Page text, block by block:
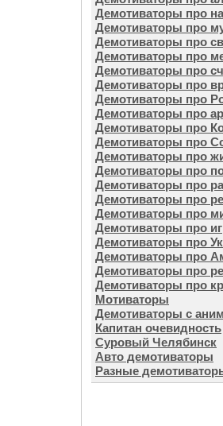
Демотиваторы про
Демотиваторы про
Демотиваторы про
Демотиваторы про
Демотиваторы про
Демотиваторы про
Демотиваторы про
Демотиваторы про
Демотиваторы про
Демотиваторы про
Демотиваторы про
Демотиваторы про
Демотиваторы про
Демотиваторы про
Демотиваторы про
Демотиваторы про
Демотиваторы про
Демотиваторы про
Демотиваторы про
Демотиваторы про
Мотиваторы
Демотиваторы с
Капитан очевидность
Суровый Челябинск
Авто демотиваторы
Разные